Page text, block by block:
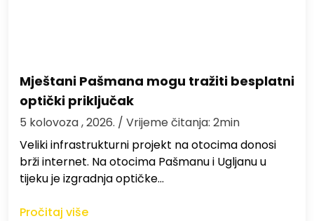
Mještani Pašmana mogu tražiti besplatni
optički priključak
5 kolovoza , 2026. / Vrijeme čitanja: 2min
Veliki infrastrukturni projekt na otocima donosi
brži internet. Na otocima Pašmanu i Ugljanu u
tijeku je izgradnja optičke…
Pročitaj više